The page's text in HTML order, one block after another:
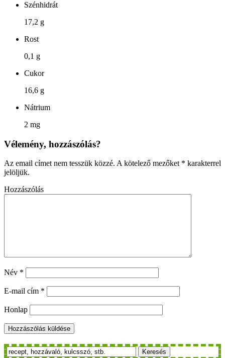
Szénhidrát
17,2 g
Rost
0,1 g
Cukor
16,6 g
Nátrium
2 mg
Vélemény, hozzászólás?
Az email címet nem tesszük közzé. A kötelező mezőket * karakterrel
jelöljük.
Hozzászólás
Név *
E-mail cím *
Honlap
Keresés